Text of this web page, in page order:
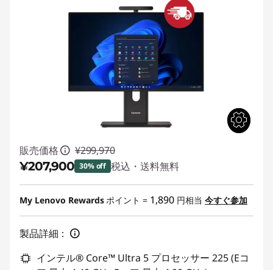
販売価格 ¥299,970
¥207,900 30% off 税込・送料無料
特別割引 :-¥92,070
My Lenovo Rewardsポイント = 1,890 円相当 今すぐ参加
製品詳細：
インテル® Core™ Ultra 5 プロセッサー 225 (Eコ